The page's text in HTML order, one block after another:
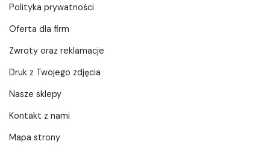
Polityka prywatności
Oferta dla firm
Zwroty oraz reklamacje
Druk z Twojego zdjęcia
Nasze sklepy
Kontakt z nami
Mapa strony